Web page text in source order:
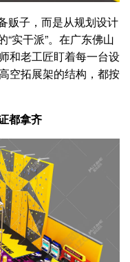
贩子，而是从规划设计
实干派”。在广东佛山
和老工匠盯着每一台设
空拓展架的结构，都按
都拿齐